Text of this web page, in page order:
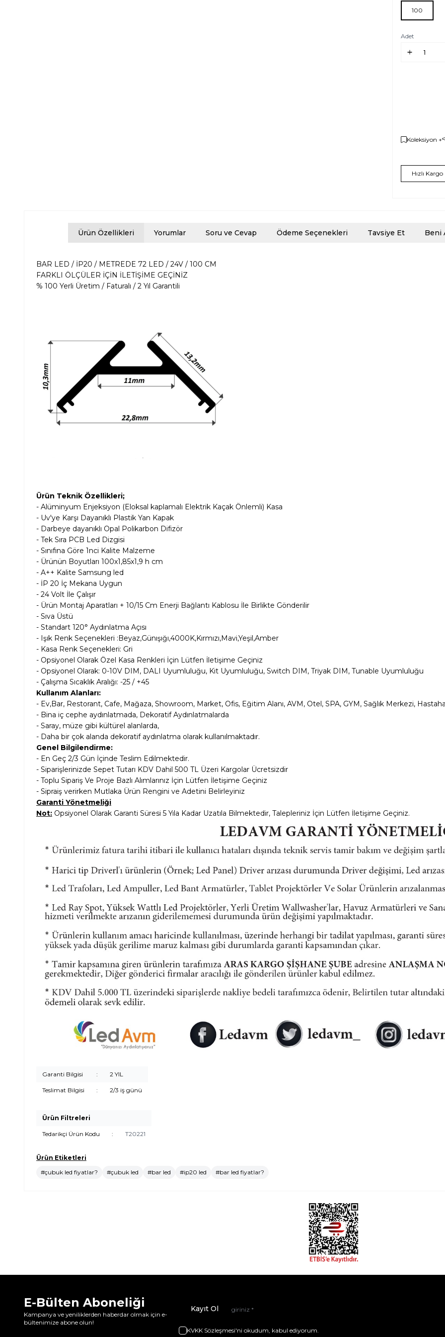
100
Adet
Koleksiyon +
Hızlı Kargo
Ürün Özellikleri Yorumlar Soru ve Cevap Ödeme Seçenekleri Tavsiye Et Beni
BAR LED / İP20 / METREDE 72 LED / 24V / 100 CM
FARKLI ÖLÇÜLER İÇİN İLETİŞİME GEÇİNİZ
% 100 Yerli Üretim / Faturalı / 2 Yıl Garantili
Ürün Teknik Özellikleri;
- Alüminyum Enjeksiyon (Eloksal kaplamalı Elektrik Kaçak Önlemli) Kasa
- Uv'ye Karşı Dayanıklı Plastik Yan Kapak
- Darbeye dayanıklı Opal Polikarbon Difizör
- Tek Sıra PCB Led Dizgisi
- Sınıfına Göre 1nci Kalite Malzeme
- Ürünün Boyutları 100x1,85x1,9 h cm
- A++ Kalite Samsung led
- İP 20 İç Mekana Uygun
- 24 Volt İle Çalışır
- Ürün Montaj Aparatları + 10/15 Cm Enerji Bağlantı Kablosu İle Birlikte Gönderilir
- Sıva Üstü
- Standart 120° Aydınlatma Açısı
- Işık Renk Seçenekleri :Beyaz,Günışığı,4000K,Kırmızı,Mavi,Yeşil,Amber
- Kasa Renk Seçenekleri: Gri
- Opsiyonel Olarak Özel Kasa Renkleri İçin Lütfen İletişime Geçiniz
- Opsiyonel Olarak: 0-10V DIM, DALI Uyumluluğu, Kit Uyumluluğu, Switch DIM, Triyak DIM, Tunable Uyumluluğu
- Çalışma Sıcaklık Aralığı: -25 / +45
Kullanım Alanları:
- Ev,Bar, Restorant, Cafe, Mağaza, Showroom, Market, Ofis, Eğitim Alanı, AVM, Otel, SPA, GYM, Sağlık Merkezi,
- Bina iç cephe aydınlatmada, Dekoratif Aydınlatmalarda
- Saray, müze gibi kültürel alanlarda,
- Daha bir çok alanda dekoratif aydınlatma olarak kullanılmaktadır.
Genel Bilgilendirme:
- En Geç 2/3 Gün İçinde Teslim Edilmektedir.
- Siparişlerinizde Sepet Tutarı KDV Dahil 500 TL Üzeri Kargolar Ücretsizdir
- Toplu Sipariş Ve Proje Bazlı Alımlarınız İçin Lütfen İletişime Geçiniz
- Sipraiş verirken Mutlaka Ürün Rengini ve Adetini Belirleyiniz
Garanti Yönetmeliği
Not: Opsiyonel Olarak Garanti Süresi 5 Yıla Kadar Uzatıla Bilmektedir, Talepleriniz İçin Lütfen İletişime Geçiniz.
Garanti Bilgisi : 2 YIL
Teslimat Bilgisi : 2/3 iş günü
Ürün Filtreleri
Tedarikçi Ürün Kodu : T20221
Ürün Etiketleri
#çubuk led fiyatlar?
#çubuk led #bar led #ip20 led #bar led fiyatlar?
E-Bülten Aboneliği
Kampanya ve yeniliklerden haberdar olmak için e-
bültenimize abone olun!
Kayıt Ol
KVKK Sözleşmesi'ni okudum, kabul ediyorum.